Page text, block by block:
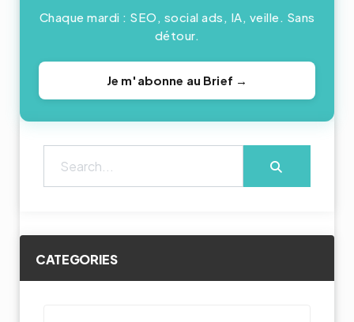
Chaque mardi : SEO, social ads, IA, veille. Sans
détour.
Je m'abonne au Brief →
CATEGORIES